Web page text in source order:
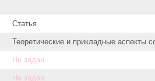
Статья
Теоретические и прикладные аспекты
Не задан
Не задан